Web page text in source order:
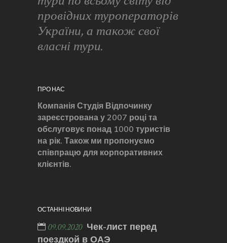
провідних туроператорів
України, а також свої
власні тури.
ПРО НАС
Компанія Студія Відпочинку
зареєстрована у 2007 році та
обслуговує понад 1000 туристів
на рік. Також ми пропонуємо
співпрацю для корпоративних
клієнтів.
ОСТАННІ НОВИНИ
09.09.2020 Чек-лист перед
поездкой в ОАЭ